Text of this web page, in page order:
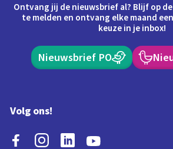
Ontvang jij de nieuwsbrief al? Blijf op
te melden en ontvang elke maand
keuze in je inbox!
Nieuwsbrief PO
Volg ons!